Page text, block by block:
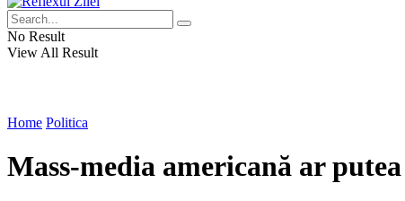
No Result
View All Result
Home Politica
Mass-media americană ar